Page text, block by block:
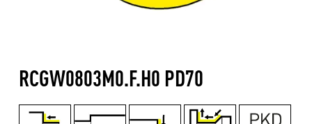
RCGW0803M0.F.H0 PD70